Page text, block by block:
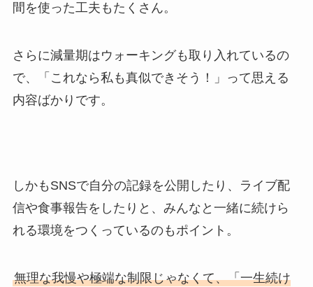
間を使った工夫もたくさん。
さらに減量期はウォーキングも取り入れているの
で、「これなら私も真似できそう！」って思える
内容ばかりです。
しかもSNSで自分の記録を公開したり、ライブ配
信や食事報告をしたりと、みんなと一緒に続けら
れる環境をつくっているのもポイント。
無理な我慢や極端な制限じゃなくて、「一生続け